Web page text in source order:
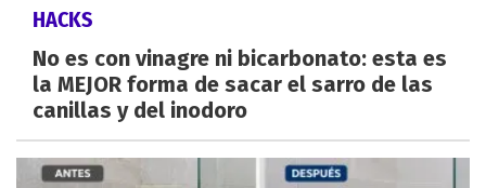
HACKS
No es con vinagre ni bicarbonato: esta es
la MEJOR forma de sacar el sarro de las
canillas y del inodoro